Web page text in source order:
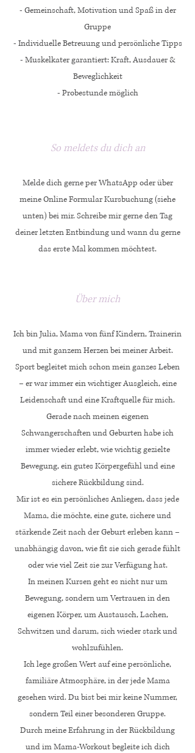
- Gemeinschaft, Motivation und Spaß in der
Gruppe
- Individuelle Betreuung und persönliche Tipps
- Muskelkater garantiert: Kraft, Ausdauer &
Beweglichkeit
- Probestunde möglich
So meldets du dich an
Melde dich gerne per WhatsApp oder über
meine Online Formular Kursbuchung (siehe
unten) bei mir. Schreibe mir gerne den Tag
deiner letzten Entbindung und wann du gerne
das erste Mal kommen möchtest.
Über mich
Ich bin Julia, Mama von fünf Kindern, Trainerin
und mit ganzem Herzen bei meiner Arbeit.
Sport begleitet mich schon mein ganzes Leben
– er war immer ein wichtiger Ausgleich, eine
Leidenschaft und eine Kraftquelle für mich.
Gerade nach meinen eigenen
Schwangerschaften und Geburten habe ich
immer wieder erlebt, wie wichtig gezielte
Bewegung, ein gutes Körpergefühl und eine
sichere Rückbildung sind.
Mir ist es ein persönliches Anliegen, dass jede
Mama, die möchte, eine gute, sichere und
stärkende Zeit nach der Geburt erleben kann –
unabhängig davon, wie fit sie sich gerade fühlt
oder wie viel Zeit sie zur Verfügung hat.
In meinen Kursen geht es nicht nur um
Bewegung, sondern um Vertrauen in den
eigenen Körper, um Austausch, Lachen,
Schwitzen und darum, sich wieder stark und
wohlzufühlen.
Ich lege großen Wert auf eine persönliche,
familiäre Atmosphäre, in der jede Mama
gesehen wird. Du bist bei mir keine Nummer,
sondern Teil einer besonderen Gruppe.
Durch meine Erfahrung in der Rückbildung
und im Mama-Workout begleite ich dich